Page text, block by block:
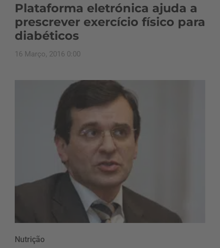
Plataforma eletrónica ajuda a
prescrever exercício físico para
diabéticos
16 Março, 2016 0:00
Nutrição